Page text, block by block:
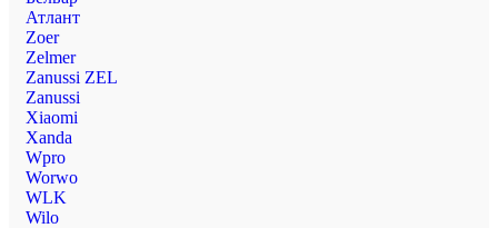
Атлант
Zoer
Zelmer
Zanussi ZEL
Zanussi
Xiaomi
Xanda
Wpro
Worwo
WLK
Wilo